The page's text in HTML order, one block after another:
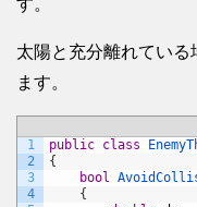
す。
太陽と充分離れてい
ます。
1
2
3
4
public class
{
bool
{